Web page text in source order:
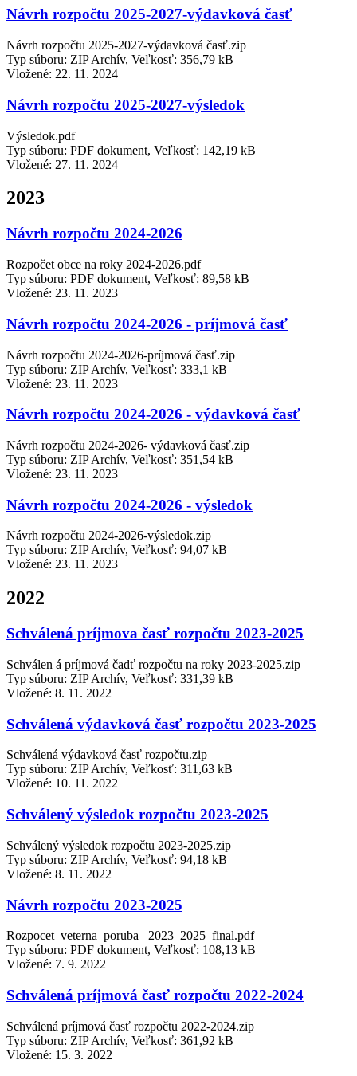
Návrh rozpočtu 2025-2027-výdavková časť
Návrh rozpočtu 2025-2027-výdavková časť.zip
Typ súboru: ZIP Archív, Veľkosť: 356,79 kB
Vložené: 22. 11. 2024
Návrh rozpočtu 2025-2027-výsledok
Výsledok.pdf
Typ súboru: PDF dokument, Veľkosť: 142,19 kB
Vložené: 27. 11. 2024
2023
Návrh rozpočtu 2024-2026
Rozpočet obce na roky 2024-2026.pdf
Typ súboru: PDF dokument, Veľkosť: 89,58 kB
Vložené: 23. 11. 2023
Návrh rozpočtu 2024-2026 - príjmová časť
Návrh rozpočtu 2024-2026-príjmová časť.zip
Typ súboru: ZIP Archív, Veľkosť: 333,1 kB
Vložené: 23. 11. 2023
Návrh rozpočtu 2024-2026 - výdavková časť
Návrh rozpočtu 2024-2026- výdavková časť.zip
Typ súboru: ZIP Archív, Veľkosť: 351,54 kB
Vložené: 23. 11. 2023
Návrh rozpočtu 2024-2026 - výsledok
Návrh rozpočtu 2024-2026-výsledok.zip
Typ súboru: ZIP Archív, Veľkosť: 94,07 kB
Vložené: 23. 11. 2023
2022
Schválená príjmova časť rozpočtu 2023-2025
Schválen á príjmová čadť rozpočtu na roky 2023-2025.zip
Typ súboru: ZIP Archív, Veľkosť: 331,39 kB
Vložené: 8. 11. 2022
Schválená výdavková časť rozpočtu 2023-2025
Schválená výdavková časť rozpočtu.zip
Typ súboru: ZIP Archív, Veľkosť: 311,63 kB
Vložené: 10. 11. 2022
Schválený výsledok rozpočtu 2023-2025
Schválený výsledok rozpočtu 2023-2025.zip
Typ súboru: ZIP Archív, Veľkosť: 94,18 kB
Vložené: 8. 11. 2022
Návrh rozpočtu 2023-2025
Rozpocet_veterna_poruba_ 2023_2025_final.pdf
Typ súboru: PDF dokument, Veľkosť: 108,13 kB
Vložené: 7. 9. 2022
Schválená príjmová časť rozpočtu 2022-2024
Schválená príjmová časť rozpočtu 2022-2024.zip
Typ súboru: ZIP Archív, Veľkosť: 361,92 kB
Vložené: 15. 3. 2022